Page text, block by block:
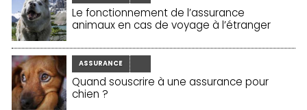
Le fonctionnement de l’assurance
animaux en cas de voyage à l’étranger
ASSURANCE
Quand souscrire à une assurance pour
chien ?